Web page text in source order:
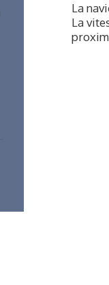
La
La